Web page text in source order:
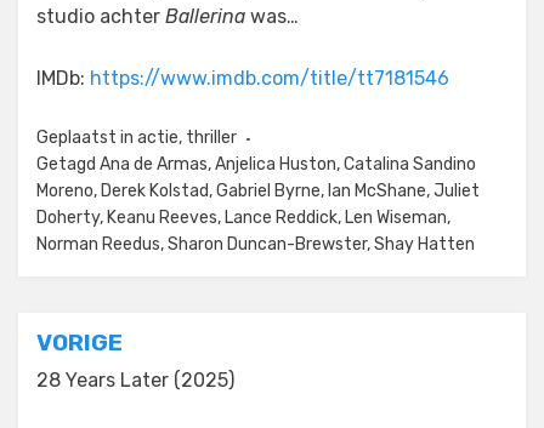
studio achter Ballerina was…
IMDb: https://www.imdb.com/title/tt7181546
Geplaatst in actie, thriller
Getagd Ana de Armas,Anjelica Huston,Catalina Sandino
Moreno, Derek Kolstad,Gabriel Byrne, Ian McShane,Juliet
Doherty, Keanu Reeves, Lance Reddick, Len Wiseman,
Norman Reedus,Sharon Duncan-Brewster,Shay Hatten
Bericht
navigatie
VORIGE
28 Years Later (2025)